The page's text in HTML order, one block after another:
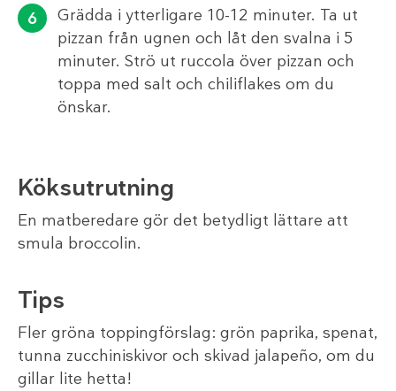
Grädda i ytterligare 10-12 minuter. Ta ut
pizzan från ugnen och låt den svalna i 5
minuter. Strö ut ruccola över pizzan och
toppa med salt och chiliflakes om du
önskar.
Köksutrutning
En matberedare gör det betydligt lättare att
smula broccolin.
Tips
Fler gröna toppingförslag: grön paprika, spenat,
tunna zucchiniskivor och skivad jalapeño, om du
gillar lite hetta!